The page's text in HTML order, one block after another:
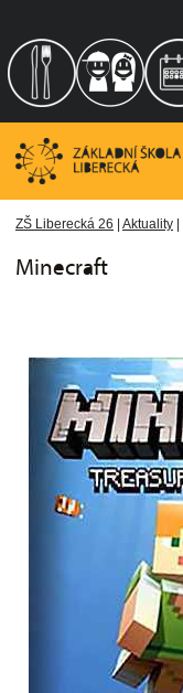
obsah
ZŠ Liberecká 26 | Aktuality |
Minecraft